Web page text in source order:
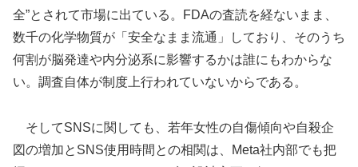
全”とされて市場に出ている。FDAの査読を経ないまま、
数千の化学物質が「安全なまま流通」しており、そのうち
何割が脳発達や内分泌系に影響するかは誰にもわからな
い。調査自体が制度上行われていないからである。
そしてSNSに関しても、若年女性の自傷傾向や自殺企
図の増加とSNS使用時間との相関は、Meta社内部でも把